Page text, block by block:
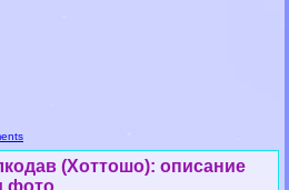
(Хоттошо): описание
фото